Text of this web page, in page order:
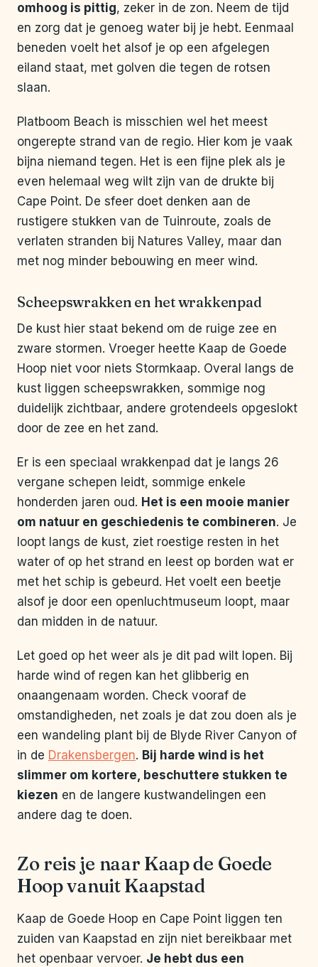
omhoog is pittig, zeker in de zon. Neem de tijd
en zorg dat je genoeg water bij je hebt. Eenmaal
beneden voelt het alsof je op een afgelegen
eiland staat, met golven die tegen de rotsen
slaan.
Platboom Beach is misschien wel het meest
ongerepte strand van de regio. Hier kom je vaak
bijna niemand tegen. Het is een fijne plek als je
even helemaal weg wilt zijn van de drukte bij
Cape Point. De sfeer doet denken aan de
rustigere stukken van de Tuinroute, zoals de
verlaten stranden bij Natures Valley, maar dan
met nog minder bebouwing en meer wind.
Scheepswrakken en het wrakkenpad
De kust hier staat bekend om de ruige zee en
zware stormen. Vroeger heette Kaap de Goede
Hoop niet voor niets Stormkaap. Overal langs de
kust liggen scheepswrakken, sommige nog
duidelijk zichtbaar, andere grotendeels opgeslokt
door de zee en het zand.
Er is een speciaal wrakkenpad dat je langs 26
vergane schepen leidt, sommige enkele
honderden jaren oud. Het is een mooie manier
om natuur en geschiedenis te combineren. Je
loopt langs de kust, ziet roestige resten in het
water of op het strand en leest op borden wat er
met het schip is gebeurd. Het voelt een beetje
alsof je door een openluchtmuseum loopt, maar
dan midden in de natuur.
Let goed op het weer als je dit pad wilt lopen. Bij
harde wind of regen kan het glibberig en
onaangenaam worden. Check vooraf de
omstandigheden, net zoals je dat zou doen als je
een wandeling plant bij de Blyde River Canyon of
in de Drakensbergen. Bij harde wind is het
slimmer om kortere, beschuttere stukken te
kiezen en de langere kustwandelingen een
andere dag te doen.
Zo reis je naar Kaap de Goede
Hoop vanuit Kaapstad
Kaap de Goede Hoop en Cape Point liggen ten
zuiden van Kaapstad en zijn niet bereikbaar met
het openbaar vervoer. Je hebt dus een